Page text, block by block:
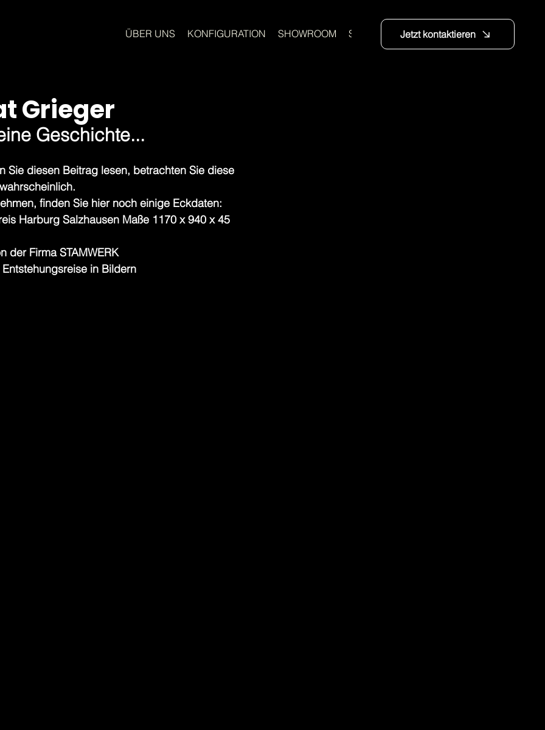
ÜBER UNS KONFIGURATION SHOWROOM SALE Jetzt kontaktieren
Grieger
Geschichte...
Sie diesen Beitrag lesen, betrachten Sie diese
finden Sie hier noch einige Eckdaten:
Harburg Salzhausen Maße 1170 x 940 x 45
der Firma STAMWERK
in Bildern